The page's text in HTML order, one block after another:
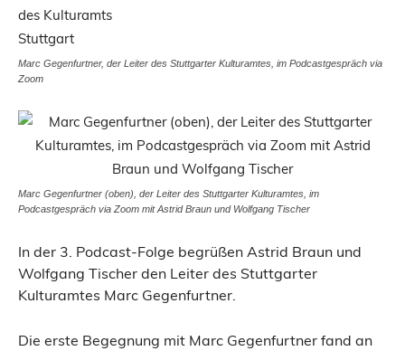
Marc Gegenfurtner, der Leiter des Stuttgarter Kulturamtes, im Podcastgespräch via
Zoom
Marc Gegenfurtner (oben), der Leiter des Stuttgarter Kulturamtes, im
Podcastgespräch via Zoom mit Astrid Braun und Wolfgang Tischer
In der 3. Podcast-Folge begrüßen Astrid Braun und
Wolfgang Tischer den Leiter des Stuttgarter
Kulturamtes Marc Gegenfurtner.
Die erste Begegnung mit Marc Gegenfurtner fand an